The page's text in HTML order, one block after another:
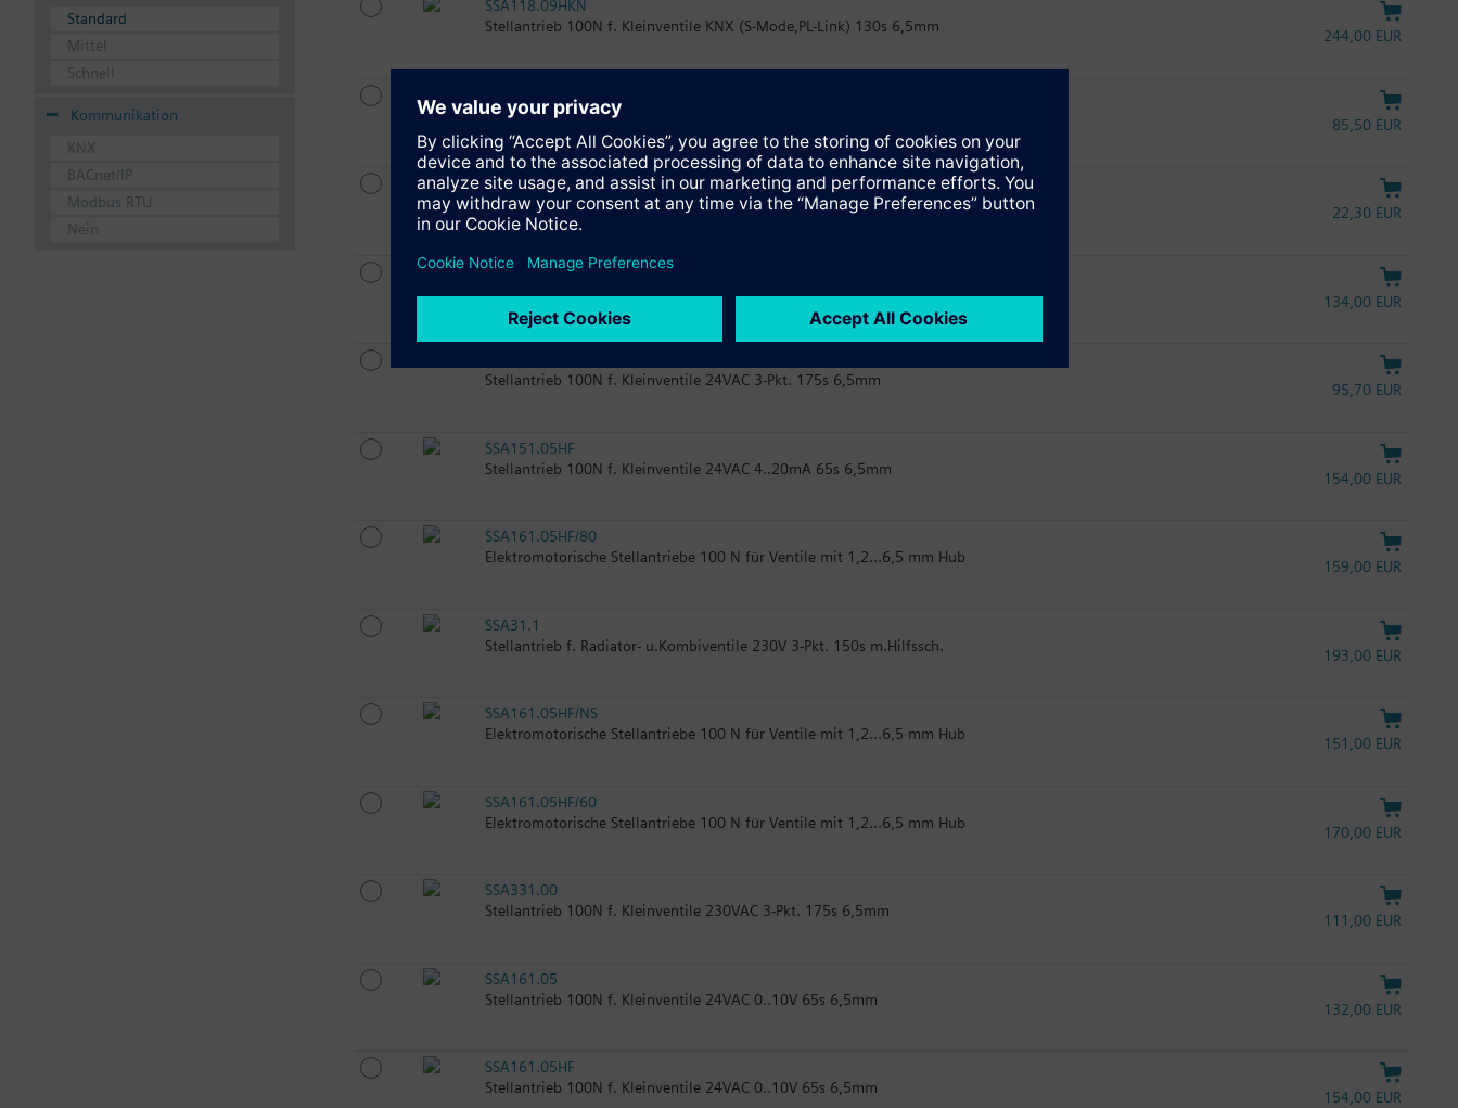
Standard
Mittel
Schnell
Kommunikation
KNX
BACnet/IP
Modbus RTU
Nein
SSA118.09HKN
Stellantrieb 100N f. Kleinventile KNX (S-Mode,PL-Link) 130s 6,5mm
244,00 EUR
Thermostatkopf m. Fernfühler mit 2m Kapillare f. Rad.Vent.
85,50 EUR
RTN51
Thermostatkopf mit Frostschutz u. Schließf. f. Rad.Vent. RAL9016
22,30 EUR
SSA31.04
134,00 EUR
Stellantrieb 100N f. Kleinventile 24VAC 3-Pkt. 175s 6,5mm
95,70 EUR
SSA151.05HF
Stellantrieb 100N f. Kleinventile 24VAC 4..20mA 65s 6,5mm
154,00 EUR
SSA161.05HF/80
Elektromotorische Stellantriebe 100 N für Ventile mit 1,2...6,5 mm Hub
159,00 EUR
SSA31.1
Stellantrieb f. Radiator- u.Kombiventile 230V 3-Pkt. 150s m.Hilfssch.
193,00 EUR
SSA161.05HF/NS
Elektromotorische Stellantriebe 100 N für Ventile mit 1,2...6,5 mm Hub
151,00 EUR
SSA161.05HF/60
Elektromotorische Stellantriebe 100 N für Ventile mit 1,2...6,5 mm Hub
170,00 EUR
SSA331.00
Stellantrieb 100N f. Kleinventile 230VAC 3-Pkt. 175s 6,5mm
111,00 EUR
SSA161.05
Stellantrieb 100N f. Kleinventile 24VAC 0..10V 65s 6,5mm
132,00 EUR
SSA161.05HF
Stellantrieb 100N f. Kleinventile 24VAC 0..10V 65s 6,5mm
154,00 EUR